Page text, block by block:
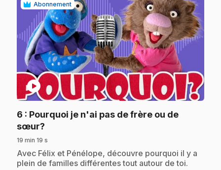
Abonnement
play_circle
6 : Pourquoi je n'ai pas de frère ou de
sœur?
19 min 19 s
.Avec Félix et Pénélope, découvre pourquoi il y a
plein de familles différentes tout autour de toi.